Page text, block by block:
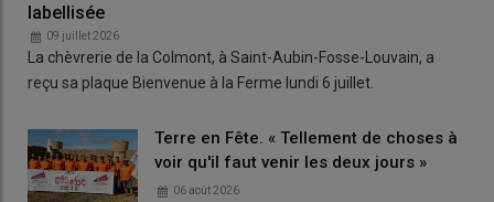
labellisée
09 juillet 2026
La chèvrerie de la Colmont, à Saint-Aubin-Fosse-Louvain, a
reçu sa plaque Bienvenue à la Ferme lundi 6 juillet.
Terre en Fête. « Tellement de choses à
voir qu'il faut venir les deux jours »
06 août 2026